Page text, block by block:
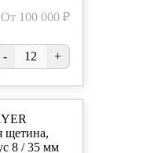
От 100 000 ₽
- +